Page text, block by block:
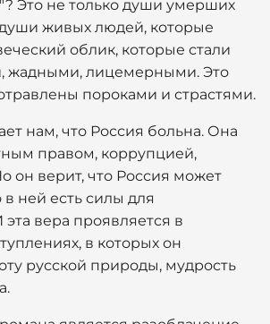
Это не только души умерших
души живых людей, которые
облик, которые стали
жадными, лицемерными. Это
пороками и страстями.
нам, что Россия больна. Она
правом, коррупцией,
он верит, что Россия может
в ней есть силы для
вера проявляется в
в которых он
русской природы, мудрость